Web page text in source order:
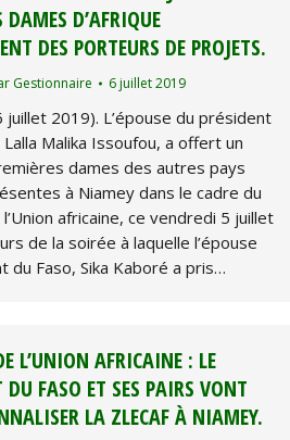
DAMES D’AFRIQUE
DES PORTEURS DE PROJETS.
Gestionnaire 6 juillet 2019
juillet 2019). L’épouse du président
Malika Issoufou, a offert un
dames des autres pays
à Niamey dans le cadre du
africaine, ce vendredi 5 juillet
de la soirée à laquelle l’épouse
du Faso, Sika Kaboré a pris…
L’UNION AFRICAINE : LE
DU FASO ET SES PAIRS VONT
LA ZLECAF À NIAMEY.